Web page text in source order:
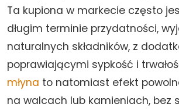
Ta kupiona w markecie często
długim terminie przydatności,
naturalnych składników, z
poprawiającymi sypkość i
młyna to natomiast efekt
na walcach lub kamieniach, bez